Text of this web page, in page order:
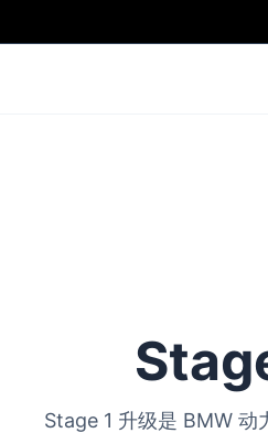
Stage 1 升级是 BMW 动